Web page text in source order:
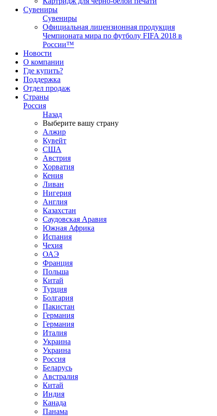
Сувениры
Сувениры
Официальная лицензионная продукция
Чемпионата мира по футболу FIFA 2018 в
России™
Новости
О компании
Где купить?
Поддержка
Отдел продаж
Страны
Россия
Назад
Выберите вашу страну
Алжир
Кувейт
США
Австрия
Хорватия
Кения
Ливан
Нигерия
Англия
Казахстан
Саудовская Аравия
Южная Африка
Испания
Чехия
ОАЭ
Франция
Польша
Китай
Турция
Болгария
Пакистан
Германия
Германия
Италия
Украина
Украина
Россия
Беларусь
Австралия
Китай
Индия
Канада
Панама